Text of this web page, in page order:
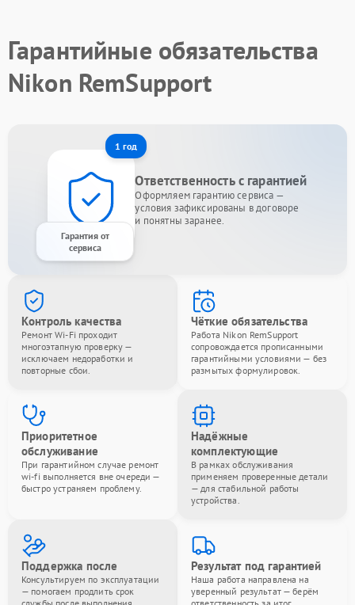
Гарантийные обязательства
Nikon RemSupport
1 год
Гарантия от
сервиса
Ответственность с гарантией
Оформляем гарантию сервиса —
условия зафиксированы в договоре
и понятны заранее.
Контроль качества
Ремонт Wi-Fi проходит
многоэтапную проверку —
исключаем недоработки и
повторные сбои.
Чёткие обязательства
Работа Nikon RemSupport
сопровождается прописанными
гарантийными условиями — без
размытых формулировок.
Приоритетное
обслуживание
При гарантийном случае ремонт
wi-fi выполняется вне очереди —
быстро устраняем проблему.
Надёжные
комплектующие
В рамках обслуживания
применяем проверенные детали
— для стабильной работы
устройства.
Поддержка после
Консультируем по эксплуатации
— помогаем продлить срок
Результат под гарантией
Наша работа направлена на
уверенный результат — берём